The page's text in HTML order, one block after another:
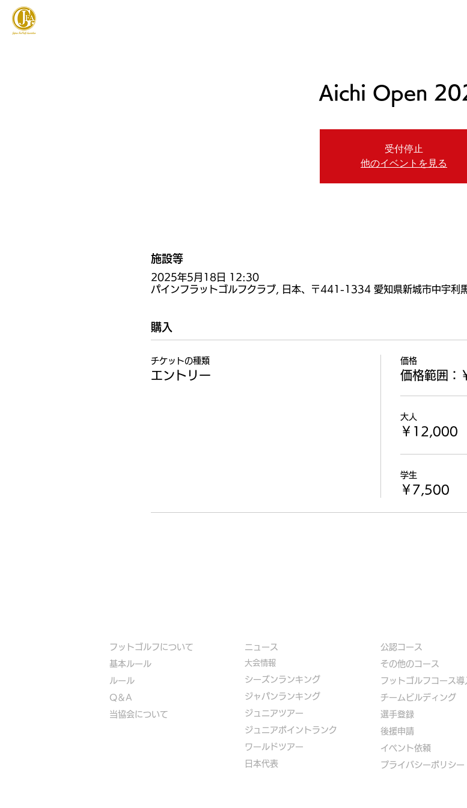
Aichi Open
受付停止
他のイベントを見る
施設等
2025年5月18日 12:30
パインフラットゴルフクラブ, 日本、〒441-1334 愛知県新城市中宇利
購入
チケットの種類
エントリー
価格
価格範囲
大人
￥12,000
学生
￥7,500
フットゴルフについて
基本ルール
ルール
Q＆A
​当協会について
​ニュース
大会情報
シーズンランキング
ジャパンランキング
ジュニアツアー
ジュニアポイントランク
​ワールドツアー
​​日本代表
公認コース
​その他のコース
​ フットゴルフコース
​チームビルディング
選手登録​
​後援申請
​イベント依頼
プライバシーポリシー